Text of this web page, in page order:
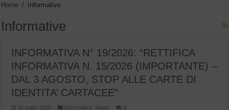
Home / Informative
Informative
INFORMATIVA N° 19/2026: “RETTIFICA
INFORMATIVA N. 15/2026 (IMPORTANTE) –
DAL 3 AGOSTO, STOP ALLE CARTE DI
IDENTITA’ CARTACEE”
30 luglio 2026 Informative News 0